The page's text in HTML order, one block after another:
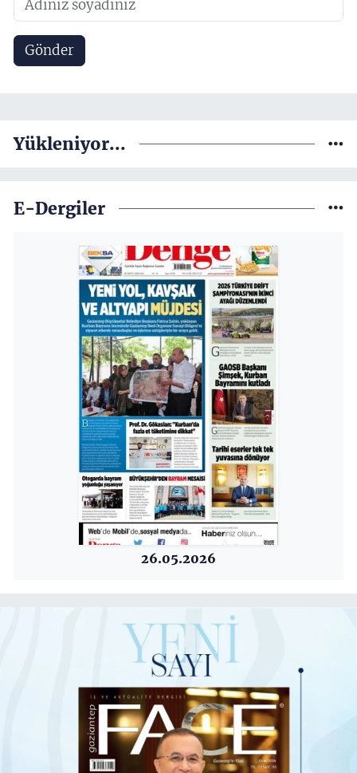
Gönder
Yükleniyor...
E-Dergiler
26.05.2026